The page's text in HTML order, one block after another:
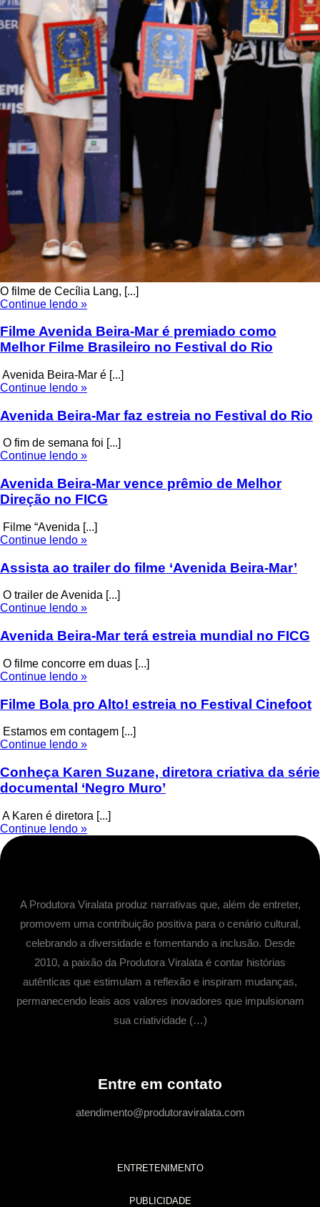
O filme de Cecília Lang, [...]
Continue lendo »
Filme Avenida Beira-Mar é premiado como
Melhor Filme Brasileiro no Festival do Rio
Avenida Beira-Mar é [...]
Continue lendo »
Avenida Beira-Mar faz estreia no Festival do Rio
O fim de semana foi [...]
Continue lendo »
Avenida Beira-Mar vence prêmio de Melhor
Direção no FICG
Filme “Avenida [...]
Continue lendo »
Assista ao trailer do filme ‘Avenida Beira-Mar’
O trailer de Avenida [...]
Continue lendo »
Avenida Beira-Mar terá estreia mundial no FICG
O filme concorre em duas [...]
Continue lendo »
Filme Bola pro Alto! estreia no Festival Cinefoot
Estamos em contagem [...]
Continue lendo »
Conheça Karen Suzane, diretora criativa da série
documental ‘Negro Muro’
A Karen é diretora [...]
Continue lendo »
A Produtora Viralata produz narrativas que, além de entreter,
promovem uma contribuição positiva para o cenário cultural,
celebrando a diversidade e fomentando a inclusão. Desde
2010, a paixão da Produtora Viralata é contar histórias
autênticas que estimulam a reflexão e inspiram mudanças,
permanecendo leais aos valores inovadores que impulsionam
sua criatividade (…)
ENTRETENIMENTO
PUBLICIDADE
Entre em contato
atendimento@produtoraviralata.com